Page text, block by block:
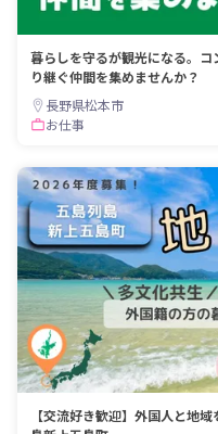
暮らしを守るが観光になる。
り継ぐ仲間を集めませんか？
長野県松本市
お仕事
【交流好き歓迎】外国人と地